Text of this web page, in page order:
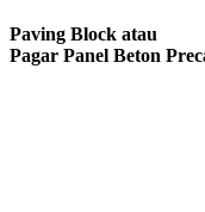
Paving Block atau
Pagar Panel Beton